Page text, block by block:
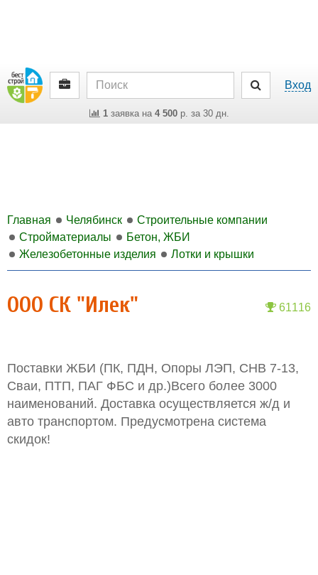
Вход
1заявка на 4 500р. за 30 дн.
Главная Челябинск
Строительные компании
Стройматериалы
Бетон, ЖБИ
Железобетонные изделия
Лотки и крышки
61116
ООО СК "Илек"
Поставки ЖБИ (ПК, ПДН, Опоры ЛЭП, СНВ 7-13,
Сваи, ПТП, ПАГ ФБС и др.)Всего более 3000
наименований. Доставка осуществляется ж/д и
авто транспортом. Предусмотрена система
скидок!